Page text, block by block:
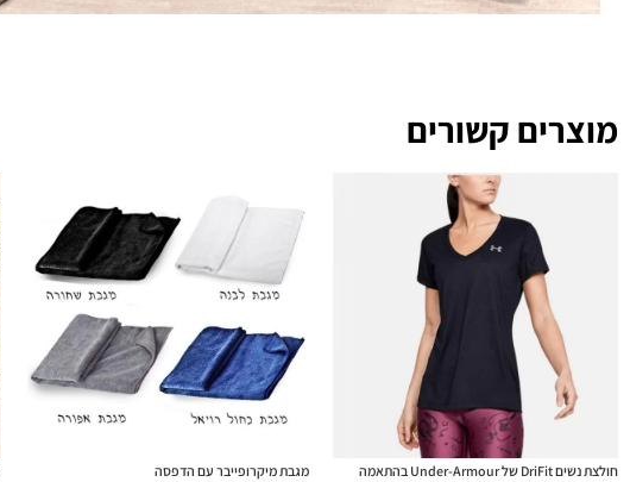
מוצרים קשורים
חולצת נשים DriFit של Under-Armour בהתאמה
מגבת מיקרופייבר עם הדפסה